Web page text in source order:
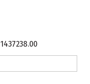
1437238.00